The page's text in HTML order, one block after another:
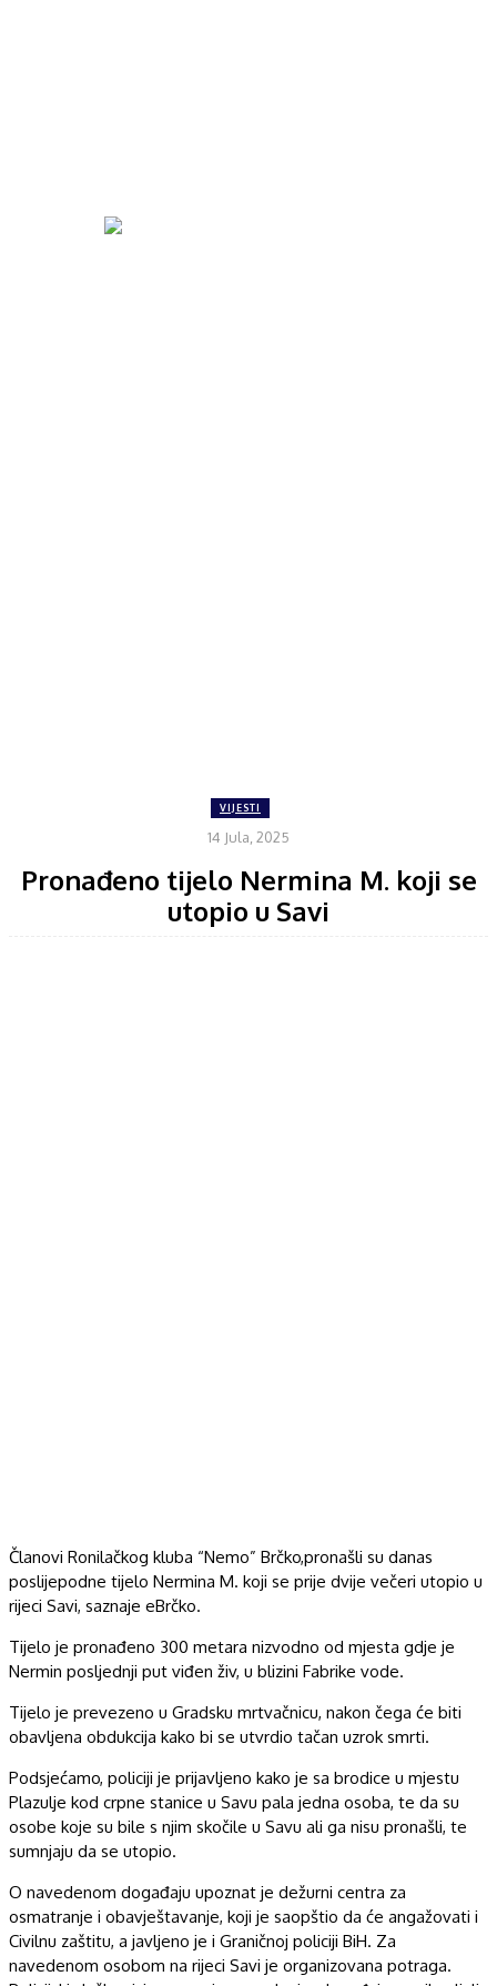
VIJESTI
14 Jula, 2025
Pronađeno tijelo Nermina M. koji se
utopio u Savi
Članovi Ronilačkog kluba “Nemo” Brčko,pronašli su danas
poslijepodne tijelo Nermina M. koji se prije dvije večeri utopio u
rijeci Savi, saznaje eBrčko.
Tijelo je pronađeno 300 metara nizvodno od mjesta gdje je
Nermin posljednji put viđen živ, u blizini Fabrike vode.
Tijelo je prevezeno u Gradsku mrtvačnicu, nakon čega će biti
obavljena obdukcija kako bi se utvrdio tačan uzrok smrti.
Podsjećamo, policiji je prijavljeno kako je sa brodice u mjestu
Plazulje kod crpne stanice u Savu pala jedna osoba, te da su
osobe koje su bile s njim skočile u Savu ali ga nisu pronašli, te
sumnjaju da se utopio.
O navedenom događaju upoznat je dežurni centra za
osmatranje i obavještavanje, koji je saopštio da će angažovati i
Civilnu zaštitu, a javljeno je i Graničnoj policiji BiH. Za
navedenom osobom na rijeci Savi je organizovana potraga.